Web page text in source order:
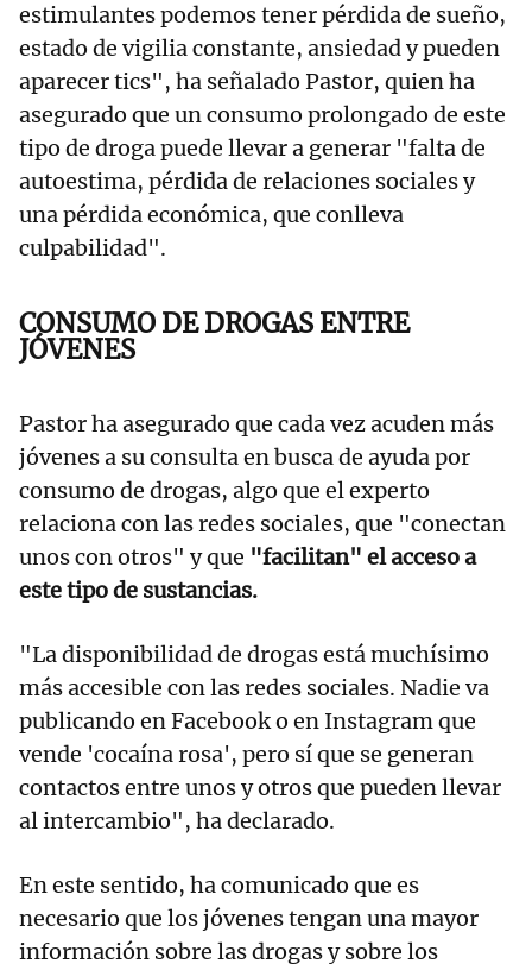
estimulantes podemos tener pérdida de sueño,
estado de vigilia constante, ansiedad y pueden
aparecer tics", ha señalado Pastor, quien ha
asegurado que un consumo prolongado de este
tipo de droga puede llevar a generar "falta de
autoestima, pérdida de relaciones sociales y
una pérdida económica, que conlleva
culpabilidad".
CONSUMO DE DROGAS ENTRE
JÓVENES
Pastor ha asegurado que cada vez acuden más
jóvenes a su consulta en busca de ayuda por
consumo de drogas, algo que el experto
relaciona con las redes sociales, que "conectan
unos con otros" y que "facilitan" el acceso a
este tipo de sustancias.
"La disponibilidad de drogas está muchísimo
más accesible con las redes sociales. Nadie va
publicando en Facebook o en Instagram que
vende 'cocaína rosa', pero sí que se generan
contactos entre unos y otros que pueden llevar
al intercambio", ha declarado.
En este sentido, ha comunicado que es
necesario que los jóvenes tengan una mayor
información sobre las drogas y sobre los